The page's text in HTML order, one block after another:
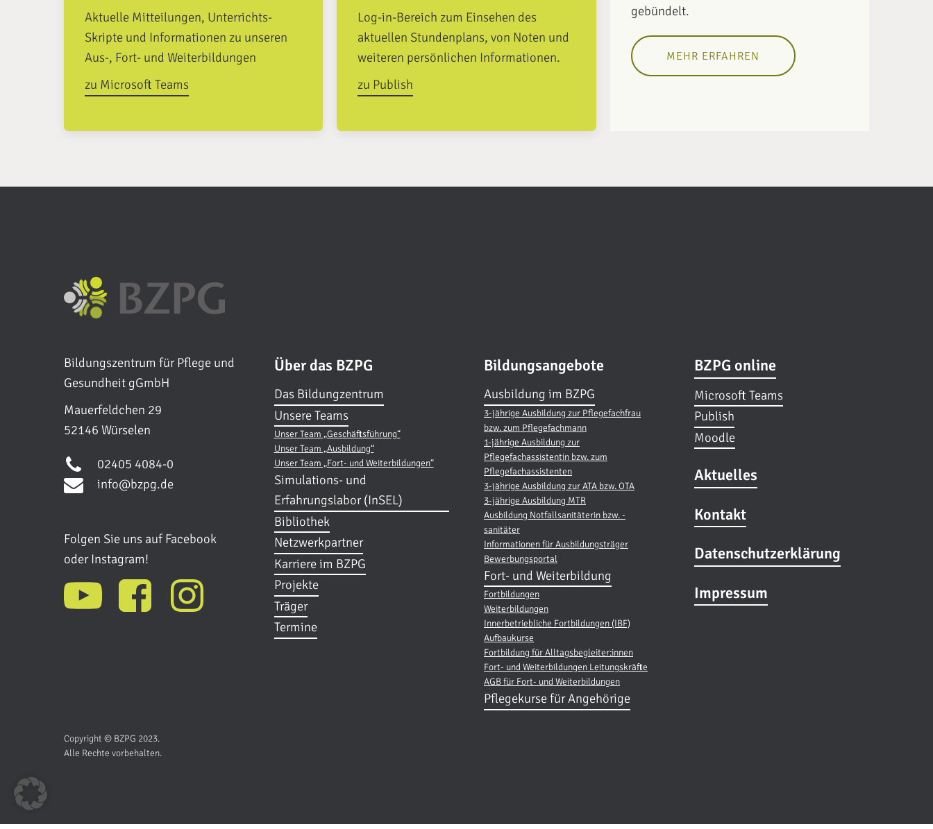
Aktuelle Mitteilungen, Unterrichts-
Skripte und Informationen zu unseren
Aus-, Fort- und Weiterbildungen
zu Microsoft Teams
Log-in-Bereich zum Einsehen des
aktuellen Stundenplans, von Noten und
weiteren persönlichen Informationen.
zu Publish
gebündelt.
MEHR ERFAHREN
Bildungszentrum für Pflege und
Gesundheit gGmbH
Mauerfeldchen 29
52146 Würselen
02405 4084-0
info@bzpg.de
Folgen Sie uns auf Facebook
oder Instagram!
Über das BZPG
Das Bildungzentrum
Unsere Teams
Unser Team „Geschäftsführung“
Unser Team „Ausbildung“
Unser Team „Fort- und Weiterbildungen“
Simulations- und
Erfahrungslabor (InSEL)
Bibliothek
Netzwerkpartner
Karriere im BZPG
Projekte
Träger
Termine
Bildungsangebote
Ausbildung im BZPG
3-jährige Ausbildung zur Pflegefachfrau
bzw. zum Pflegefachmann
1-jährige Ausbildung zur
Pflegefachassistentin bzw. zum
Pflegefachassistenten
3-jährige Ausbildung zur ATA bzw. OTA
3-jährige Ausbildung MTR
Ausbildung Notfallsanitäterin bzw. -
sanitäter
Informationen für Ausbildungsträger
Bewerbungsportal
Fort- und Weiterbildung
Fortbildungen
Weiterbildungen
Innerbetriebliche Fortbildungen (IBF)
Aufbaukurse
Fortbildung für Alltagsbegleiter:innen
Fort- und Weiterbildungen Leitungskräfte
AGB für Fort- und Weiterbildungen
Pflegekurse für Angehörige
BZPG online
Microsoft Teams
Publish
Moodle
Aktuelles
Kontakt
Datenschutzerklärung
Impressum
Copyright © BZPG 2023.
Alle Rechte vorbehalten.